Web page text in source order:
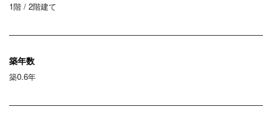
1階 / 2階建て
築年数
築0.6年